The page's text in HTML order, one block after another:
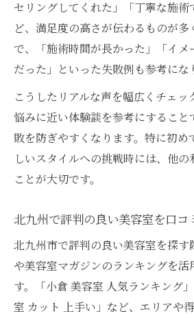
セリングしてくれた」「丁寧な施術
ど、満足度の高さが伝わるものが多
で、「施術時間が長かった」「イメ
だった」といった失敗例も参考にな
こうしたリアルな声を幅広くチェッ
悩みに近い体験談を参考にするこ
敗を防ぎやすくなります。特に初め
しいスタイルへの挑戦時には、他
ことが大切です。
北九州で評判の良い美容室を口コ
北九州市で評判の良い美容室を探す
や美容室マガジンのランキングを活
す。「小倉 美容室 人気ランキング
室 カット 上手い」など、エリアや